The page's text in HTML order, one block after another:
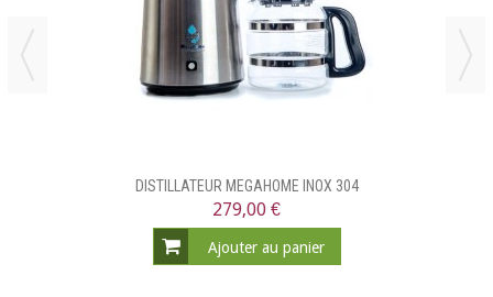
DISTILLATEUR MEGAHOME INOX 304
279,00 €
Ajouter au panier